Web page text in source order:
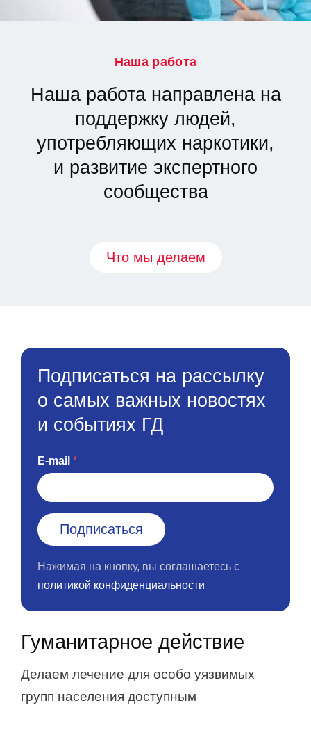
Наша работа
Наша работа направлена на
поддержку людей,
употребляющих наркотики,
и развитие экспертного
сообщества
Что мы делаем
Подписаться на рассылку
о самых важных новостях
и событиях ГД
E-mail
Нажимая на кнопку, вы соглашаетесь с
политикой конфиденциальности
Гуманитарное действие
Делаем лечение для особо уязвимых
групп населения доступным